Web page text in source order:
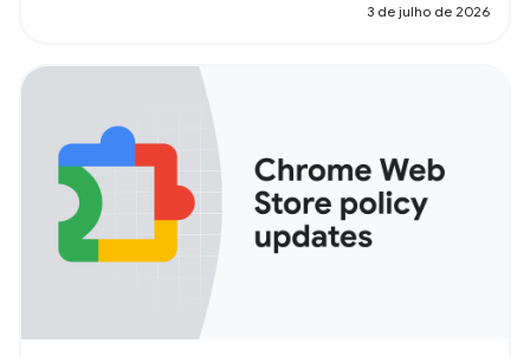
3 de julho de 2026